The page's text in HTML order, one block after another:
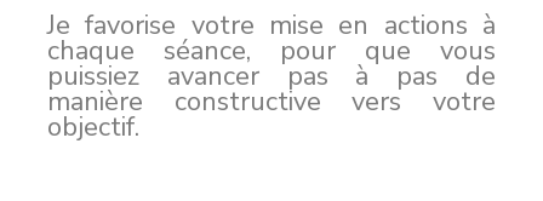
Je favorise votre mise en actions à
chaque séance, pour que vous
puissiez avancer pas à pas de
manière constructive vers votre
objectif.